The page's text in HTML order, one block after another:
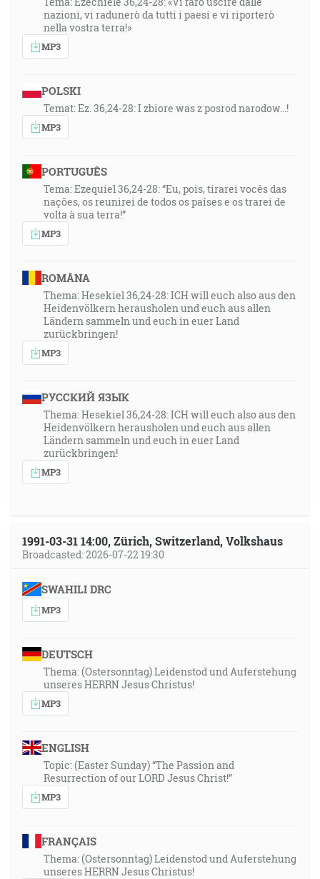
nazioni, vi radunerò da tutti i paesi e vi riporterò
nella vostra terra!»
MP3
POLSKI
Temat: Ez. 36,24-28: I zbiore was z posrod narodow...!
MP3
PORTUGUÊS
Tema: Ezequiel 36,24-28: “Eu, pois, tirarei vocês das
nações, os reunirei de todos os países e os trarei de
volta à sua terra!”
MP3
ROMÂNA
Thema: Hesekiel 36,24-28: ICH will euch also aus den
Heidenvölkern herausholen und euch aus allen
Ländern sammeln und euch in euer Land
zurückbringen!
MP3
РУССКИЙ ЯЗЫК
Thema: Hesekiel 36,24-28: ICH will euch also aus den
Heidenvölkern herausholen und euch aus allen
Ländern sammeln und euch in euer Land
zurückbringen!
MP3
1991-03-31 14:00, Zürich, Switzerland, Volkshaus
Broadcasted: 2026-07-22 19:30
SWAHILI DRC
MP3
DEUTSCH
Thema: (Ostersonntag) Leidenstod und Auferstehung
unseres HERRN Jesus Christus!
MP3
ENGLISH
Topic: (Easter Sunday) “The Passion and
Resurrection of our LORD Jesus Christ!”
MP3
FRANÇAIS
Thema: (Ostersonntag) Leidenstod und Auferstehung
unseres HERRN Jesus Christus!